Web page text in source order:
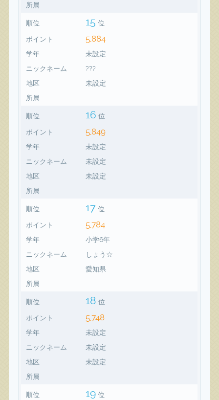
所属
順位 15 位
ポイント 5,884
学年
未設定
ニックネーム
???
地区
未設定
所属
順位 16 位
ポイント 5,849
学年
未設定
ニックネーム
未設定
地区
未設定
所属
順位 17 位
ポイント 5,784
学年
小学6年
ニックネーム
しょう☆
地区
愛知県
所属
順位 18 位
ポイント 5,748
学年
未設定
ニックネーム
未設定
地区
未設定
所属
順位 19 位